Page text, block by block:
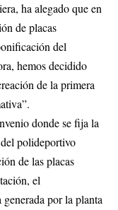
ha alegado que en
de placas
del
hemos decidido
de la primera
donde se fija la
polideportivo
de las placas
el
por la planta